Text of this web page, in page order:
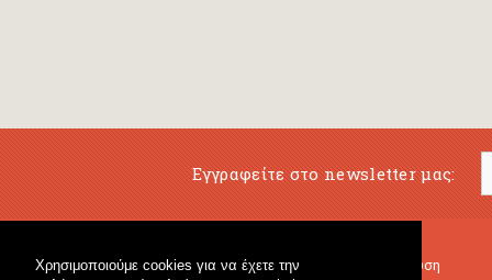
Χρησιμοποιούμε cookies για να έχετε την
Εγγραφείτε στο newsletter μας:
Μουσικό Βιβλιοπωλείο Μουσική Εκπαίδευση